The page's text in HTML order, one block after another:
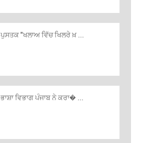
ਪੁਸਤਕ "ਖਲਾਅ ਵਿੱਚ ਖਿਲਰੇ ਖ਼ ...
ਭਾਸ਼ਾ ਵਿਭਾਗ ਪੰਜਾਬ ਨੇ ਕਰਾ� ...